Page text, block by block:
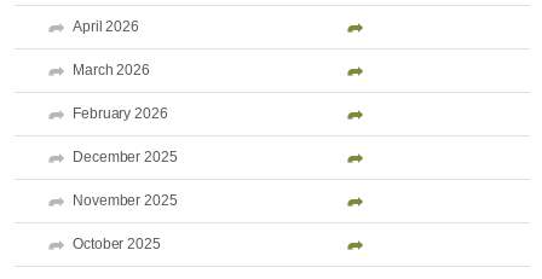
April 2026
March 2026
February 2026
December 2025
November 2025
October 2025